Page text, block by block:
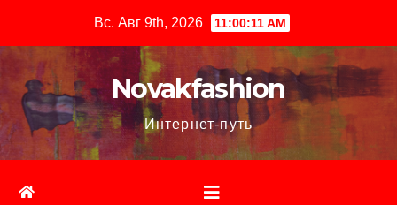
содержимому
Вс. Авг 9th, 2026 11:00:12 AM
Novakfashion
Интернет-путь